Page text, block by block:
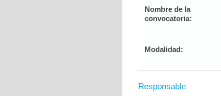
Nombre de la
convocatoria:
Modalidad:
Responsable